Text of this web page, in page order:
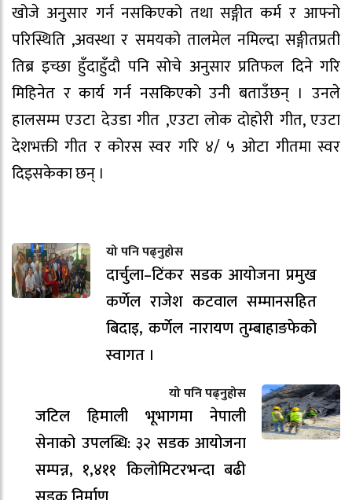
खोजे अनुसार गर्न नसकिएको तथा सङ्गीत कर्म र आफ्नो
परिस्थिति ,अवस्था र समयको तालमेल नमिल्दा सङ्गीतप्रती
तिब्र इच्छा हुँदाहुँदौ पनि सोचे अनुसार प्रतिफल दिने गरि
मिहिनेत र कार्य गर्न नसकिएको उनी बताउँछन् । उनले
हालसम्म एउटा देउडा गीत ,एउटा लोक दोहोरी गीत, एउटा
देशभक्ती गीत र कोरस स्वर गरि ४/ ५ ओटा गीतमा स्वर
दिइसकेका छन् ।
यो पनि पढ्नुहोस
दार्चुला–टिंकर सडक आयोजना प्रमुख
कर्णेल राजेश कटवाल सम्मानसहित
बिदाइ, कर्णेल नारायण तुम्बाहाङफेको
स्वागत ।
यो पनि पढ्नुहोस
जटिल हिमाली भूभागमा नेपाली
सेनाको उपलब्धि: ३२ सडक आयोजना
सम्पन्न, १,४११ किलोमिटरभन्दा बढी